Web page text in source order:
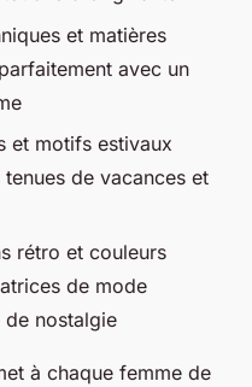
et matières
avec un
et motifs estivaux
de vacances et
rétro et couleurs
de mode
de nostalgie
à chaque femme de